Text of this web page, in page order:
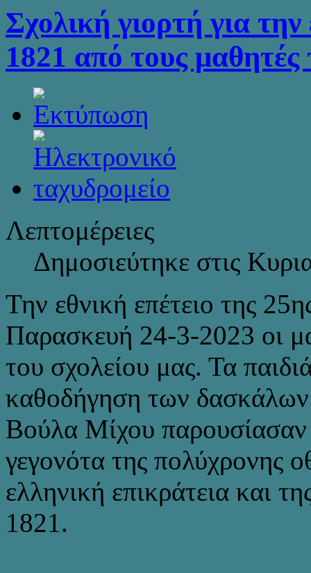
Σχολική γιορτή για
1821 από τους
Λεπτομέρειες
Δημοσιεύτηκε στις
Την εθνική επέτειο της
Παρασκευή 24-3-2023 οι
του σχολείου μας. Τα
καθοδήγηση των
Βούλα Μίχου
γεγονότα της πολύχρονης
ελληνική επικράτεια και
1821.